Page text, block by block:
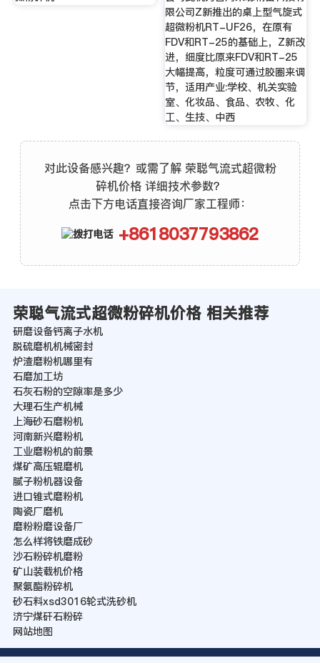
限公司Z新推出的桌上型气旋式
超微粉机RT-UF26，在原有
FDV和RT-25的基础上，Z新改
进，细度比原来FDV和RT-25
大幅提高，粒度可通过胶圈来调
节，适用产业:学校、机关实验
室、化妆品、食品、农牧、化
工、生技、中西
对此设备感兴趣？或需了解 荣聪气流式超微粉
碎机价格 详细技术参数？
点击下方电话直接咨询厂家工程师：
+8618037793862
荣聪气流式超微粉碎机价格 相关推荐
研磨设备钙离子水机
脱硫磨机机械密封
炉渣磨粉机哪里有
石磨加工坊
石灰石粉的空隙率是多少
大理石生产机械
上海砂石磨粉机
河南新兴磨粉机
工业磨粉机的前景
煤矿高压辊磨机
腻子粉机器设备
进口锥式磨粉机
陶瓷厂磨机
磨粉粉磨设备厂
怎么样将铁磨成砂
沙石粉碎机磨粉
矿山装载机价格
聚氨酯粉碎机
砂石料xsd3016轮式洗砂机
济宁煤矸石粉碎
网站地图